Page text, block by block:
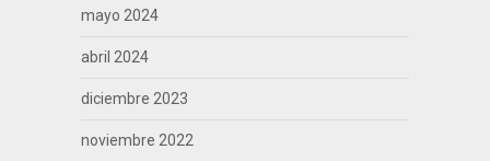
mayo 2024
abril 2024
diciembre 2023
noviembre 2022